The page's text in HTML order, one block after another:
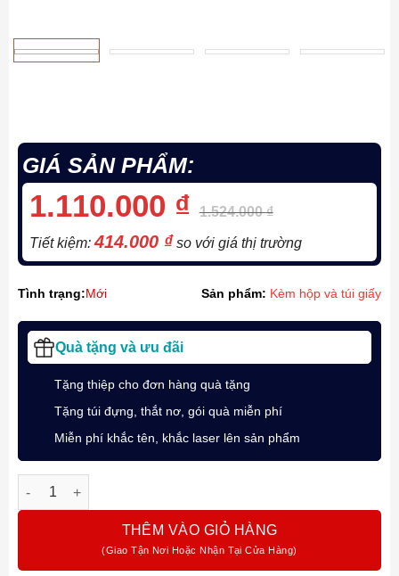
GIÁ SẢN PHẨM:
1.110.000 ₫ 1.524.000₫
Tiết kiệm:414.000 ₫so với giá thị trường
Tình trạng:Mới Sản phẩm: Kèm hộp và túi giấy
Quà tặng và ưu đãi
Tặng thiệp cho đơn hàng quà tặng
Tặng túi đựng, thắt nơ, gói quà miễn phí
Miễn phí khắc tên, khắc laser lên sản phẩm
Bộ quà tặng bút ký Parker VECT X-Purple TB6-2025467 chính
THÊM VÀO GIỎ HÀNG